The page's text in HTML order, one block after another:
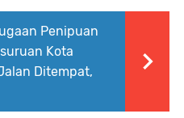
Penipuan
Kota
Ditempat,